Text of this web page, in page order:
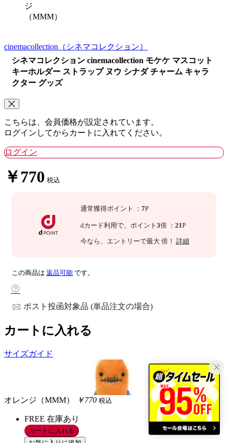
ジ
（MMM）
cinemacollection （シネマコレクション）
シネマコレクション cinemacollection モケケ マスコット
キーホルダー ストラップ ヌウ シナダ チャーム キャラ
クター グッズ
こちらは、会員価格が設定されています。
ログインしてからカートに入れてください。
ログイン
￥770 税込
通常獲得ポイント ： 7P
dカード利用で、 ポイント 3倍 ： 21P
今なら 、エントリーで最大 倍！ 詳細
この商品は 返品可能 です。
ポスト投函対象品 (単品注文の場合)
カートに入れる
サイズガイド
オレンジ（MMM） ￥770 税込
FREE 在庫あり
カートに入れる